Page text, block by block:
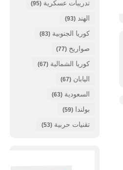
تدريبات عسكرية (95)
الهند (93)
كوريا الجنوبية (83)
صواريخ (77)
كوريا الشمالية (67)
اليابان (67)
السعودية (63)
بولندا (59)
تقنيات حربية (53)